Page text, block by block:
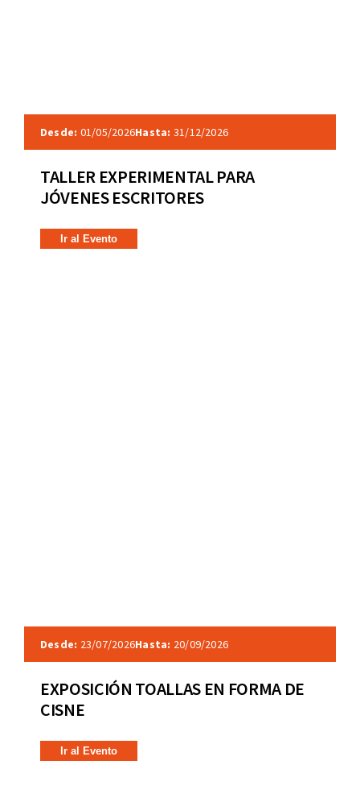
Desde: 01/05/2026Hasta: 31/12/2026
TALLER EXPERIMENTAL PARA
JÓVENES ESCRITORES
Ir al Evento
Desde: 23/07/2026Hasta: 20/09/2026
EXPOSICIÓN TOALLAS EN FORMA DE
CISNE
Ir al Evento